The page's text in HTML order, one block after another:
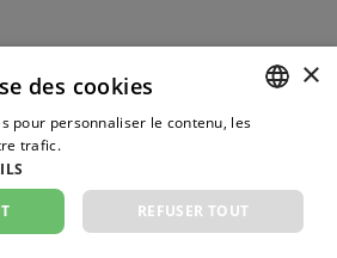
une interview
vie. » Issue d'une famille de
a joué…
×
des cookies
pour personnaliser le contenu, les
trafic.
REFUSER TOUT